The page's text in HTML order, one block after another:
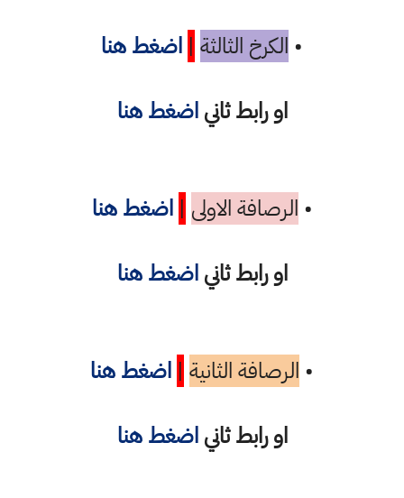
• الكرخ الثالثة | اضغط هنا
او رابط ثاني اضغط هنا
• الرصافة الاولى | اضغط هنا
او رابط ثاني اضغط هنا
• الرصافة الثانية | اضغط هنا
او رابط ثانياضغط هنا